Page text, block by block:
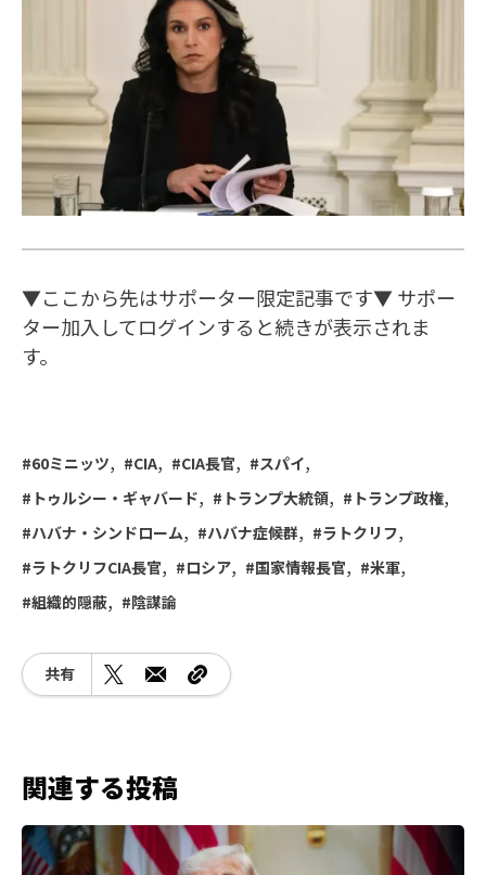
▼ここから先はサポーター限定記事です▼ サポー
ター加入してログインすると続きが表示されま
す。
60ミニッツ CIA CIA長官
スパイ
トゥルシー・ギャバード
トランプ大統領
トランプ政権
ハバナ・シンドローム
ハバナ症候群
ラトクリフ
ラトクリフCIA長官
ロシア 国家情報長官
米軍
組織的隠蔽
陰謀論
共有
関連する投稿